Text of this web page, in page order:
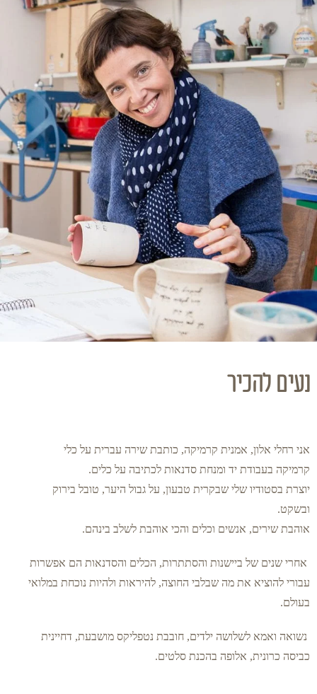
נעים להכיר
אני רחלי אלון, אמנית קרמיקה, כותבת שירה עברית על כלי
קרמיקה בעבודת יד ומנחת סדנאות לכתיבה על כלים.
יוצרת בסטודיו שלי שבקרית טבעון, על גבול היער, טובל בירוק
ובשקט.
אוהבת שירים, אנשים וכלים והכי אוהבת לשלב בינהם.
אחרי שנים של ביישנות והסתתרות, הכלים והסדנאות הם אפשרות
עבורי להוציא את מה שבלבי החוצה, להיראות ולהיות נוכחת במלואי
בעולם.
נשואה ואמא לשלושה ילדים, חובבת נטפליקס מושבעת, דחיינית
כביסה כרונית, אלופה בהכנת סלטים.